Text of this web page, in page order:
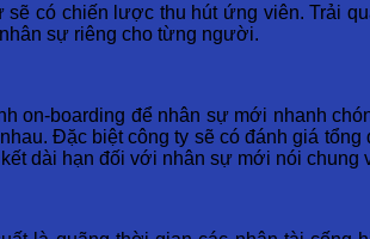
có chiến lược thu hút ứng viên. Trải
sự riêng cho từng người.
on-boarding để nhân sự mới nhanh
Đặc biệt công ty sẽ có đánh giá
dài hạn đối với nhân sự mới nói chung